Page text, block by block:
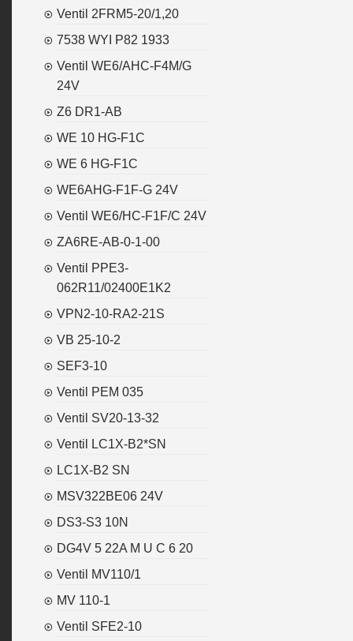
Ventil 2FRM5-20/1,20
7538 WYI P82 1933
Ventil WE6/AHC-F4M/G
24V
Z6 DR1-AB
WE 10 HG-F1C
WE 6 HG-F1C
WE6AHG-F1F-G 24V
Ventil WE6/HC-F1F/C 24V
ZA6RE-AB-0-1-00
Ventil PPE3-
062R11/02400E1K2
VPN2-10-RA2-21S
VB 25-10-2
SEF3-10
Ventil PEM 035
Ventil SV20-13-32
Ventil LC1X-B2*SN
LC1X-B2 SN
MSV322BE06 24V
DS3-S3 10N
DG4V 5 22A M U C 6 20
Ventil MV110/1
MV 110-1
Ventil SFE2-10